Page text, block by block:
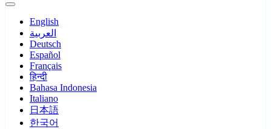
English
العربية
Deutsch
Español
Français
हिन्दी
Bahasa Indonesia
Italiano
日本語
한국어